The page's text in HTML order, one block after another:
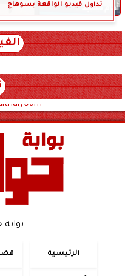
تداول فيديو الواقعة بسوهاج
الرئيسية